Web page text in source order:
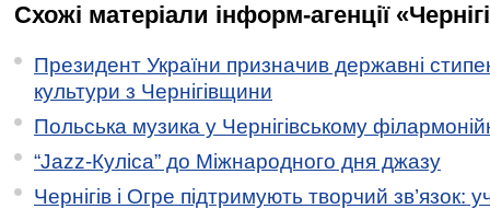
Схожі матеріали інформ-агенції
Президент України призначив державні
культури з Чернігівщини
Польська музика у Чернігівському
“Jazz-Куліса” до Міжнародного дня джазу
Чернігів і Огре підтримують творчий зв’язок: